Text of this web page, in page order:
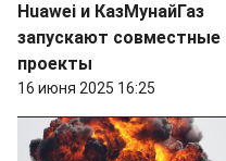
Huawei и КазМунайГаз
запускают совместные
проекты
16 июня 2025 16:25